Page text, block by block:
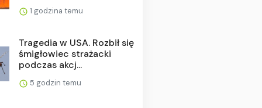
1 godzina temu
Tragedia w USA. Rozbił się
śmigłowiec strażacki
podczas akcj...
5 godzin temu